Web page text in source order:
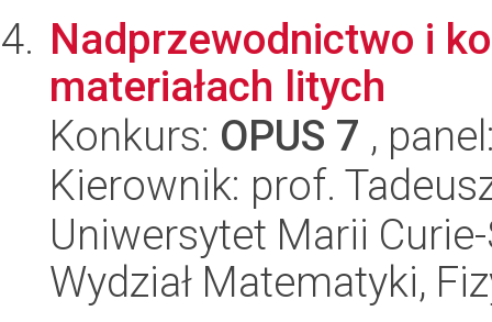
Nadprzewodnictwo i
materiałach litych
Konkurs: OPUS 7 ,
Kierownik: prof.
Uniwersytet Marii
Wydział Matematyki,